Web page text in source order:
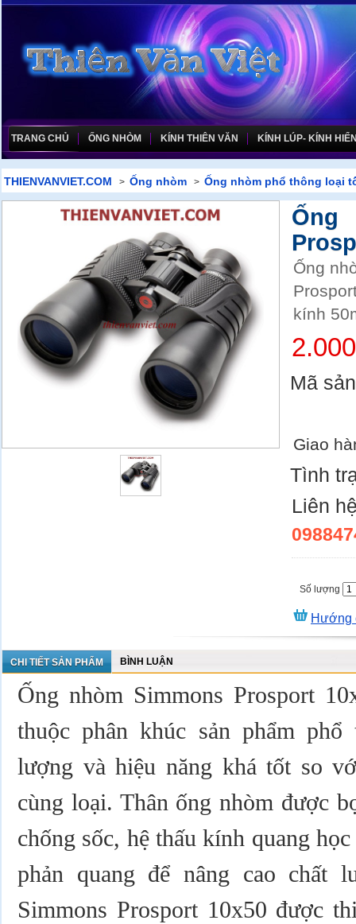
TRANG CHỦ ỐNG NHÒM KÍNH THIÊN VĂN KÍNH LÚP- KÍNH
THIENVANVIET.COM > Ống nhòm > Ống nhòm phổ thông loại
Ống
Ống
kính
Mã
Giao
Tình
Liên
Số lượng
Hướng
CHI TIẾT SẢN PHẨM BÌNH LUẬN
Ống nhòm Simmons Prosport
thuộc phân khúc sản phẩm
lượng và hiệu năng khá tốt so
cùng loại. Thân ống nhòm được
chống sốc, hệ thấu kính quang
phản quang để nâng cao chất
Simmons Prosport 10x50 được